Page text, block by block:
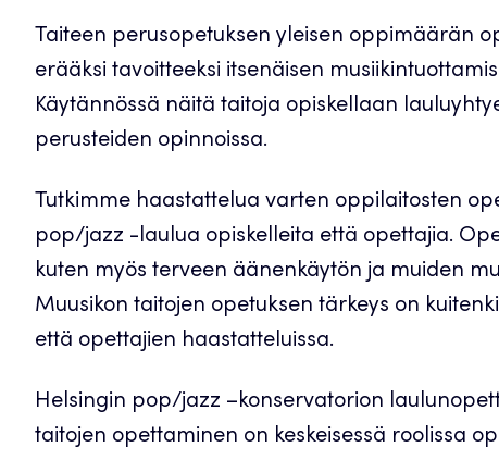
Taiteen perusopetuksen yleisen oppimäärän
erääksi tavoitteeksi itsenäisen
Käytännössä näitä taitoja opiskellaan
perusteiden opinnoissa.
Tutkimme haastattelua varten oppilaitosten
pop/jazz -laulua opiskelleita että opettajia.
kuten myös terveen äänenkäytön ja muiden
Muusikon taitojen opetuksen tärkeys on
että opettajien haastatteluissa.
Helsingin pop/jazz –konservatorion
taitojen opettaminen on keskeisessä roolissa